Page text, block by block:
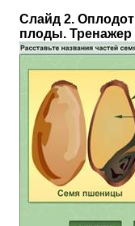
Слайд 2.
плоды. Тренажер